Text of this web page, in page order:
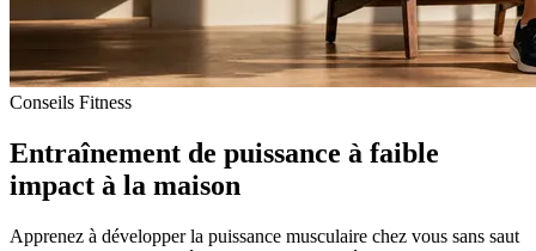
Conseils Fitness
Entraînement de puissance à faible
impact à la maison
Apprenez à développer la puissance musculaire chez vous sans saut